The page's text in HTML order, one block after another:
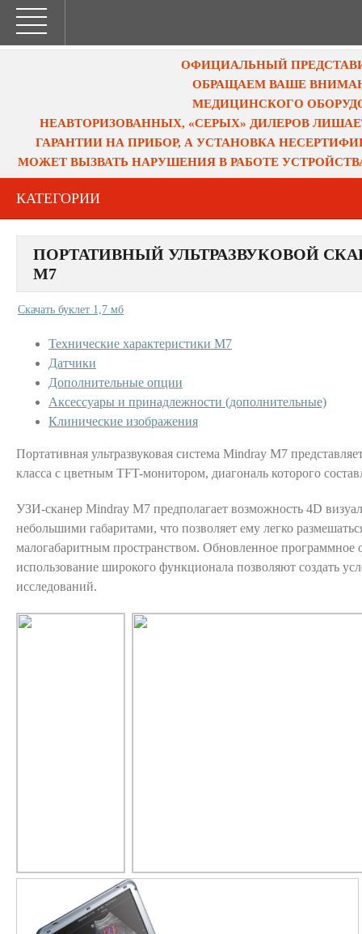
ОФИЦИАЛЬНЫЙ
ОБРАЩАЕМ ВАШЕ
МЕДИЦИНСКОГО
НЕАВТОРИЗОВАННЫХ, «СЕРЫХ» ДИЛЕРОВ
ГАРАНТИИ НА ПРИБОР, А УСТАНОВКА
МОЖЕТ ВЫЗВАТЬ НАРУШЕНИЯ В РАБОТЕ
КАТЕГОРИИ
ПОРТАТИВНЫЙ УЛЬТРАЗВУКОВОЙ
M7
Скачать буклет 1,7 мб
Технические характеристики M7
Датчики
Дополнительные опции
Аксессуары и принадлежности (дополнительные)
Клинические изображения
Портативная ультразвуковая система Mindray M7
класса с цветным TFT-монитором, диагональ которого
УЗИ-сканер Mindray M7 предполагает возможность 4D
небольшими габаритами, что позволяет ему легко
малогабаритным пространством. Обновленное программное
использование широкого функционала позволяют создать
исследований.